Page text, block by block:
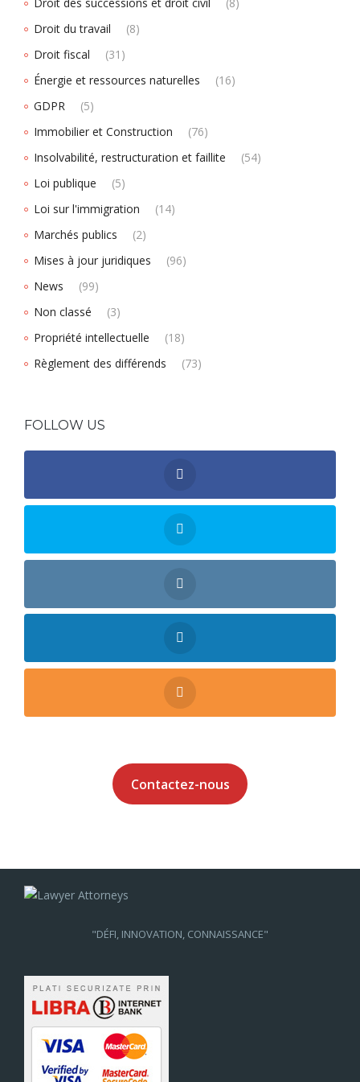
Droit du travail
(8)
Droit fiscal
(31)
Énergie et ressources naturelles
(16)
GDPR
(5)
Immobilier et Construction
(76)
Insolvabilité, restructuration et faillite
(54)
Loi publique
(5)
Loi sur l'immigration
(14)
Marchés publics
(2)
Mises à jour juridiques
(96)
News
(99)
Non classé
(3)
Propriété intellectuelle
(18)
Règlement des différends
(73)
FOLLOW US
Contactez-nous
"DÉFI, INNOVATION, CONNAISSANCE"